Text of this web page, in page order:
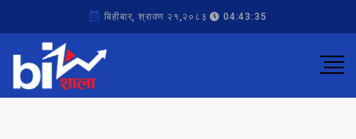
बिहीबार, श्रावण २१,२०८३ 04:43:35